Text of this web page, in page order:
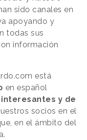
sido canales en
apoyando y
todas sus
información
está
en español
y de
socios en el
en el ámbito del